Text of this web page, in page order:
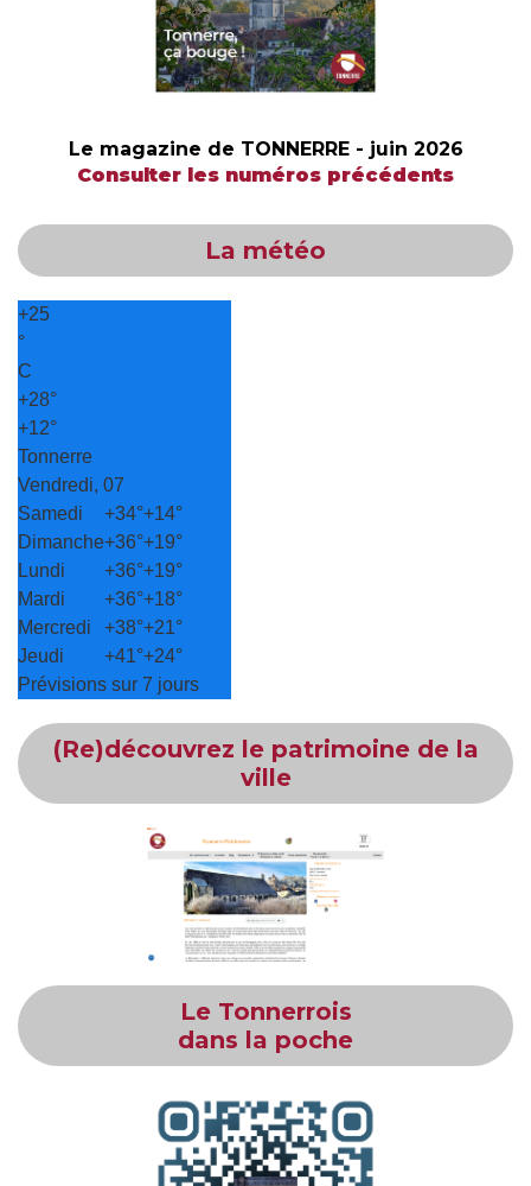
Le magazine de TONNERRE - juin 2026
Consulter les numéros précédents
La météo
+25
°
C
+28°
+12°
Tonnerre
Vendredi, 07
Samedi
+34°+14°
Dimanche+36°+19°
Lundi
+36°+19°
Mardi
+36°+18°
Mercredi
+38°+21°
Jeudi
+41°+24°
Prévisions sur 7 jours
(Re)découvrez le patrimoine de la
ville
Le Tonnerrois
dans la poche